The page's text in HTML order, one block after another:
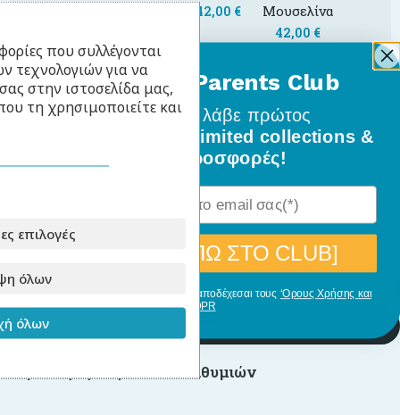
42,00 € Μουσελίνα
42,00 €
Κόστος Επιλογών
0,00€
Προσθήκη στο καλάθι
Πρόσθήκη στην λίστα επιθυμιών
που συλλέγονται
τεχνολογιών για να
στην ιστοσελίδα μας,
τη χρησιμοποιείτε και
επιλογές
όλων
όλων
BabyLlama Parents Club
Γίνε μέλοςκαι λάβε πρώτος
όλα τα νέα σχέδια, limited collections &
ειδικές προσφορές!
[ΘΕΛΩ ΝΑ ΜΠΩ ΣΤΟ CLUB]
Με την εγγραφή σου, δηλώνεις ότι αποδέχεσαι τους ‘Ορους Χρήσης και
GDPR